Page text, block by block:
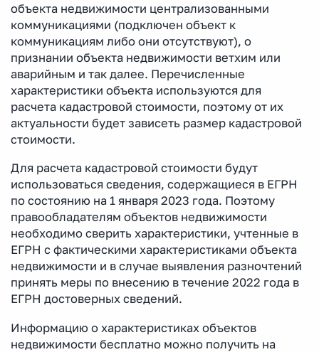
объекта недвижимости централизованными
коммуникациями (подключен объект к
коммуникациям либо они отсутствуют), о
признании объекта недвижимости ветхим или
аварийным и так далее. Перечисленные
характеристики объекта используются для
расчета кадастровой стоимости, поэтому от их
актуальности будет зависеть размер кадастровой
стоимости.
Для расчета кадастровой стоимости будут
использоваться сведения, содержащиеся в ЕГРН
по состоянию на 1 января 2023 года. Поэтому
правообладателям объектов недвижимости
необходимо сверить характеристики, учтенные в
ЕГРН с фактическими характеристиками объекта
недвижимости и в случае выявления разночтений
принять меры по внесению в течение 2022 года в
ЕГРН достоверных сведений.
Информацию о характеристиках объектов
недвижимости бесплатно можно получить на